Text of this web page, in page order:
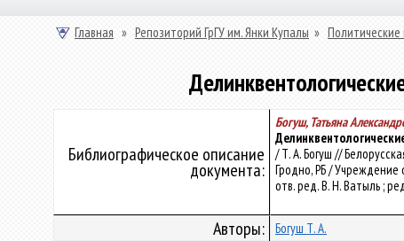
Главная » Репозиторий ГрГУ им. Янки Купалы » Политические
Библиографическое описание
документа:
Богуш, Татьяна
/ Т. А. Богуш //
Гродно, РБ / Учреждение
отв. ред. В. Н. Ватыль ;
Авторы: Богуш Т. А.